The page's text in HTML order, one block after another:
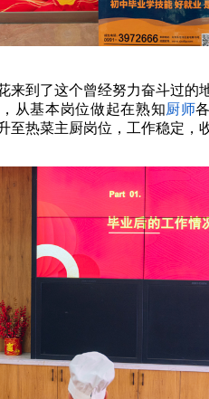
来到了这个曾经努力奋斗过的
从基本岗位做起在熟知厨师
至热菜主厨岗位，工作稳定，